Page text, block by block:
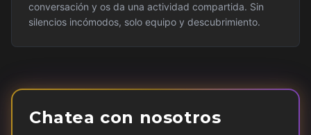
conversación y os da una actividad compartida. Sin
silencios incómodos, solo equipo y descubrimiento.
Chatea con nosotros